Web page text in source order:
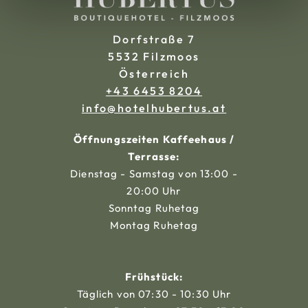
Dorfstraße 7
5532 Filzmoos
Österreich
+43 6453 8204
ta.sutrebuhletoh@ofni
Öffnungszeiten Kaffeehaus /
Terrasse:
Dienstag - Samstag von 13:00 -
20:00 Uhr
Sonntag Ruhetag
Montag Ruhetag
Frühstück:
Täglich von 07:30 - 10:30 Uhr